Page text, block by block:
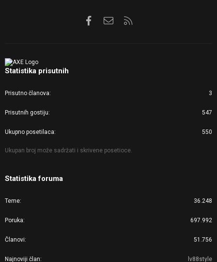
FacebookKontaktirajte nas
Statistika prisutnih
Prisutno članova 3
Prisutnih gostiju 547
Ukupno posetilaca 550
Ukupan broj može sadržati i skrivene posetioce.
Statistika foruma
Teme 36.248
Poruka 697.992
Članovi 51.756
Najnoviji član lv88style